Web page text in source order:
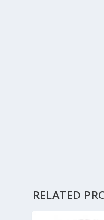
RELATED